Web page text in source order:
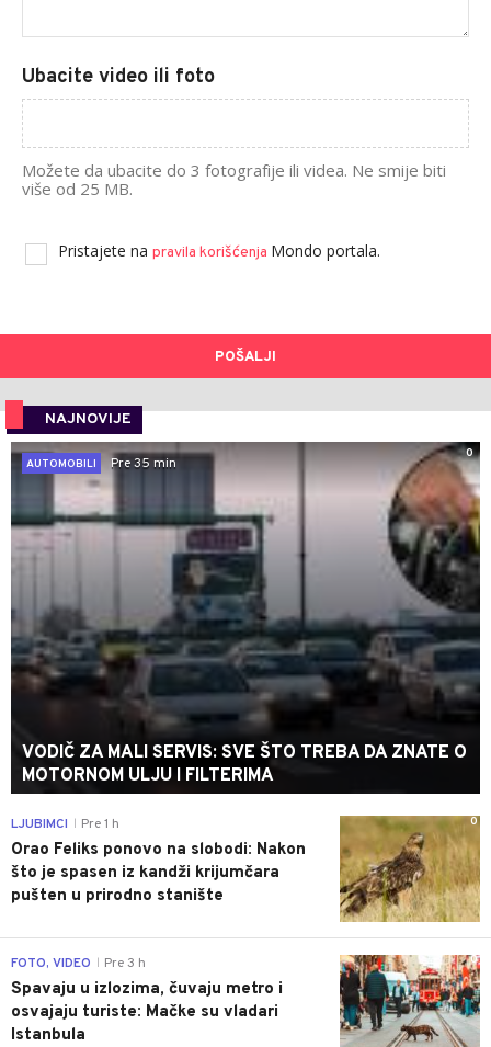
Ubacite video ili foto
Možete da ubacite do 3 fotografije ili videa. Ne smije biti
više od 25 MB.
Pristajete na pravila korišćenja Mondo portala.
POŠALJI
NAJNOVIJE
0
AUTOMOBILI
Pre 35 min
VODIČ ZA MALI SERVIS: SVE ŠTO TREBA DA ZNATE O
MOTORNOM ULJU I FILTERIMA
0
LJUBIMCI Pre 1 h
Orao Feliks ponovo na slobodi: Nakon
što je spasen iz kandži krijumčara
pušten u prirodno stanište
0
FOTO, VIDEO Pre 3 h
Spavaju u izlozima, čuvaju metro i
osvajaju turiste: Mačke su vladari
Istanbula